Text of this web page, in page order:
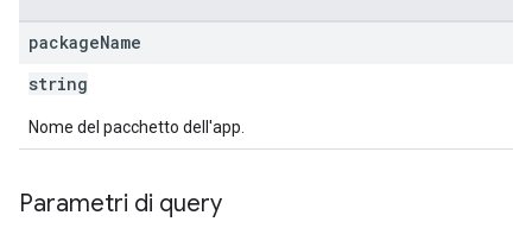
packageName
string
Nome del pacchetto dell'app.
Parametri di query